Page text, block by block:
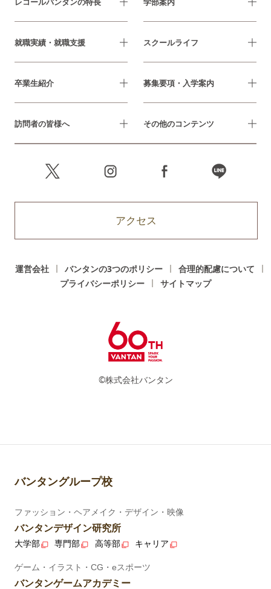
就職実績・就職支援 スクールライフ
卒業生紹介 募集要項・入学案内
訪問者の皆様へ その他のコンテンツ
アクセス
運営会社 バンタンの3つのポリシー
合理的配慮について
プライバシーポリシー
サイトマップ
©株式会社バンタン
バンタングループ校
ファッション・ヘアメイク・デザイン・映像
バンタンデザイン研究所
大学部 専門部 高等部 キャリア
ゲーム・イラスト・CG・eスポーツ
バンタンゲームアカデミー